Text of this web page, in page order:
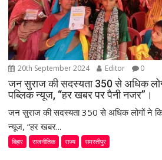
20th September 2024 Editor 0
जन सुराज की सदस्यता 350 से अधिक
पब्लिक न्यूज, “हर खबर पर पैनी नजर”।
जन सुराज की सदस्यता 350 से अधिक लोगों ने
न्यूज, “हर खबर...
बिहार राजनीतिक राज्य समस्तीपुर